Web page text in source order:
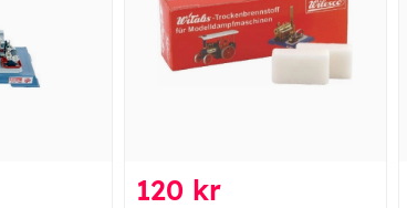
120 kr